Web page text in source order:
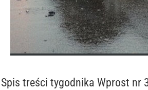
Spis treści tygodnika Wprost nr